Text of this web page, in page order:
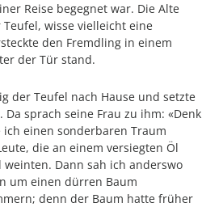
Reise begegnet war. Die Alte
wisse vielleicht eine
den Fremdling in einem
der Tür stand.
der Teufel nach Hause und setzte
Da sprach seine Frau zu ihm: «Denk
einen sonderbaren Traum
die an einem versiegten Öl
Dann sah ich anderswo
um einen dürren Baum
denn der Baum hatte früher